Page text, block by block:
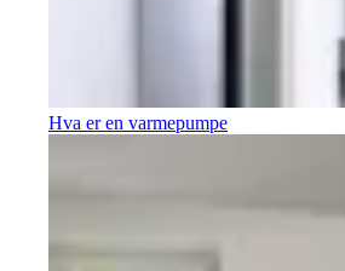
Hva er en varmepumpe